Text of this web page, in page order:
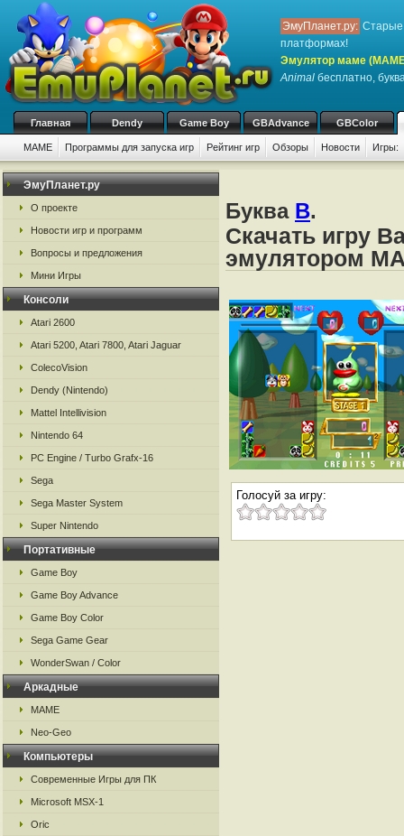
ЭмуПланет.ру: Старые
платформах!
Эмулятор маме
Animal бесплатно,
Главная Dendy Game Boy GBAdvance GBColor
MAME Программы для запуска игр Рейтинг игр Обзоры Новости Игры:
ЭмуПланет.ру
О проекте
Новости игр и программ
Вопросы и предложения
Мини Игры
Консоли
Atari 2600
Atari 5200, Atari 7800, Atari Jaguar
ColecoVision
Dendy (Nintendo)
Mattel Intellivision
Nintendo 64
PC Engine / Turbo Grafx-16
Sega
Sega Master System
Super Nintendo
Портативные
Game Boy
Game Boy Advance
Game Boy Color
Sega Game Gear
WonderSwan / Color
Аркадные
MAME
Neo-Geo
Компьютеры
Современные Игры для ПК
Microsoft MSX-1
Oric
Буква B.
Скачать игру
эмулятором
Голосуй за игру: